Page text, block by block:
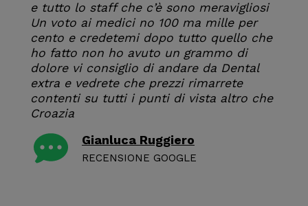
e tutto lo staff che c’è sono meravigliosi
Un voto ai medici no 100 ma mille per
cento e credetemi dopo tutto quello che
ho fatto non ho avuto un grammo di
dolore vi consiglio di andare da Dental
extra e vedrete che prezzi rimarrete
contenti su tutti i punti di vista altro che
Croazia
Gianluca Ruggiero
RECENSIONE GOOGLE